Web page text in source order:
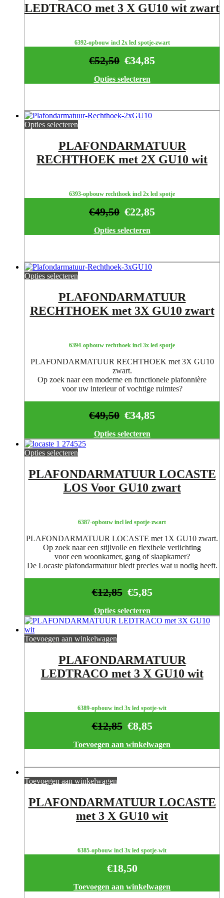
LEDTRACO met 3 X GU10 wit zwart
6392-opbouw incl 2x led spotje-zwart
€34,85
€52,50
Opties selecteren
Opties selecteren
PLAFONDARMATUUR
RECHTHOEK met 2X GU10 wit
6393-opbouw rechthoek incl 2x led spotje
€22,85
€49,50
Opties selecteren
Opties selecteren
PLAFONDARMATUUR
RECHTHOEK met 3X GU10 zwart
6394-opbouw rechthoek incl 3x led spotje
PLAFONDARMATUUR RECHTHOEK met 3X GU10
zwart.
Op zoek naar een moderne en functionele plafonnière
voor uw interieur of vochtige ruimtes?
€34,85
€49,50
Opties selecteren
Opties selecteren
PLAFONDARMATUUR LOCASTE
LOS Voor GU10 zwart
6387-opbouw incl led spotje-zwart
PLAFONDARMATUUR LOCASTE met 1X GU10 zwart.
Op zoek naar een stijlvolle en flexibele verlichting
voor een woonkamer, gang of slaapkamer?
De Locaste plafondarmatuur biedt precies wat u nodig heeft.
€5,85
€12,85
Opties selecteren
Toevoegen aan winkelwagen
PLAFONDARMATUUR
LEDTRACO met 3 X GU10 wit
6389-opbouw incl 3x led spotje-wit
€8,85
€12,85
Toevoegen aan winkelwagen
Toevoegen aan winkelwagen
PLAFONDARMATUUR LOCASTE
met 3 X GU10 wit
6385-opbouw incl 3x led spotje-wit
€18,50
Toevoegen aan winkelwagen